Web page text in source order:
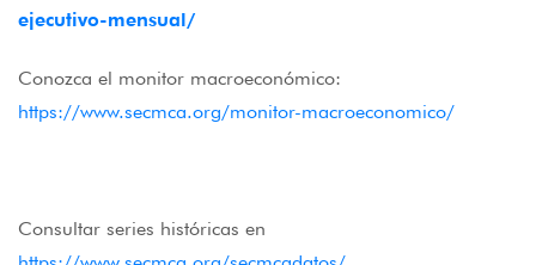
ejecutivo-mensual/
Conozca el monitor macroeconómico:
https://www.secmca.org/monitor-macroeconomico/
Consultar series históricas en